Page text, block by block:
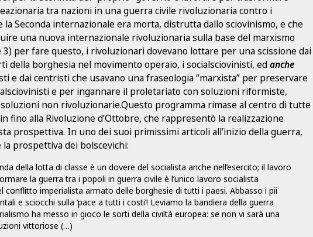
tra nazioni in una guerra civile rivoluzionaria contro i
la Seconda internazionale era morta, distrutta dallo sciovinismo, e che
una nuova internazionale rivoluzionaria sulla base del marxismo
3) per fare questo, i rivoluzionari dovevano lottare per una scissione dai
della borghesia nel movimento operaio, i socialsciovinisti, edanche
e dai centristi che usavano una fraseologia “marxista” per preservare
e per ingannare il proletariato con soluzioni riformiste,
non rivoluzionarie.Questo programma rimase al centro di tutte
fino alla Rivoluzione d’Ottobre, che rappresentò la realizzazione
prospettiva. In uno dei suoi primissimi articoli all’inizio della guerra,
prospettiva dei bolscevichi:
della lotta di classe è un dovere del socialista anche nell’esercito; il lavoro
la guerra tra i popoli in guerra civile è l’unico lavoro socialista
conflitto imperialista armato delle borghesie di tutti i paesi. Abbasso i pii
e sciocchi sulla ‘pace a tutti i costi’! Leviamo la bandiera della guerra
ha messo in gioco le sorti della civiltà europea: se non vi sarà una
vittoriose (…)